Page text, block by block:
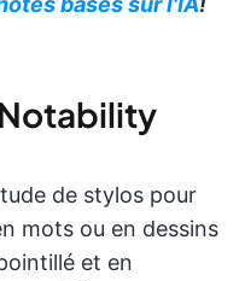
de stylos pour
mots ou en dessins
et en